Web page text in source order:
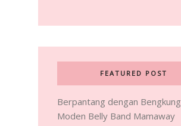
FEATURED POST
Berpantang dengan Bengkung
Moden Belly Band Mamaway